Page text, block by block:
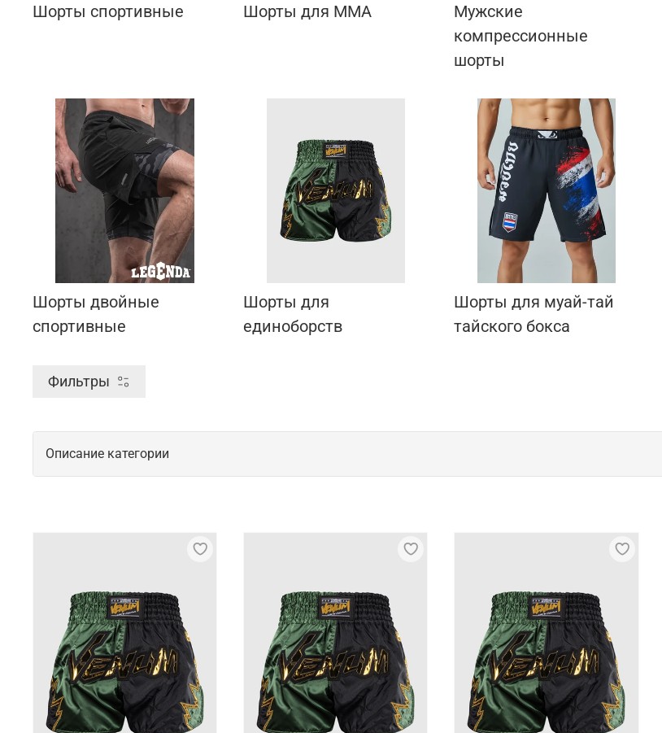
Шорты спортивные Шорты для ММА
Мужские
компрессионные
шорты
Шорты двойные
спортивные
Шорты для
единоборств
Шорты для муай-тай
тайского бокса
Фильтры
Описание категории
фитнесом, бегом или кроссфитом, например. Изготовлены из высококачественных материалов,
Характерные особенности коллекции для спорта
Шорты Bad Boy выделяются своей прочностью и долговечностью, способностью выдерживать
выбором для регулярных тренировок. Они способствуют лучшей вентиляции благодаря
температуру тела и снижают риск перегрева.
Продажа тренировочных шорт Bad Boy с быстрой доставкой